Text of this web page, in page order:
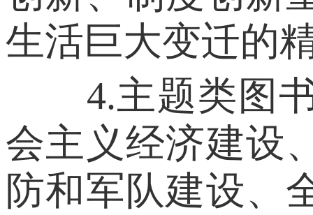
生活巨大变迁的
4.主题类图书
会主义经济建设
防和军队建设、